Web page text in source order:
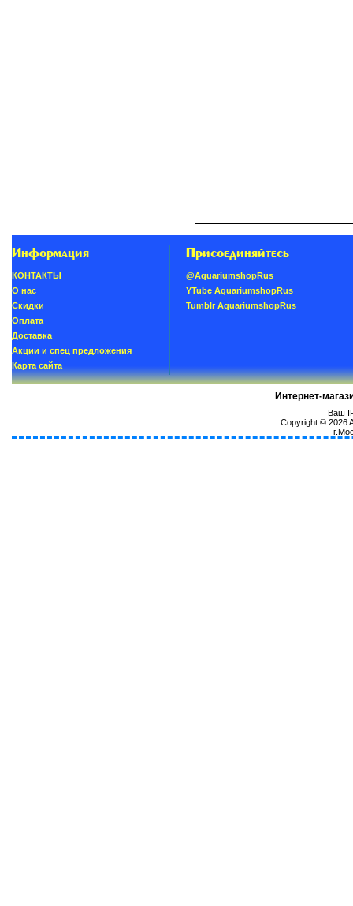
Информация
КОНТАКТЫ
О нас
Скидки
Oплатa
Доставка
Акции и спец предложения
Карта сайта
Присоединяйтесь
@AquariumshopRus
YTube AquariumshopRus
Tumblr AquariumshopRus
Интернет-
Ваш
Copyright © 2026